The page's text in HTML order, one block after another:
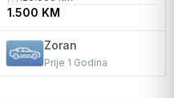
1.500 KM
Zoran
Prije 1 Godina